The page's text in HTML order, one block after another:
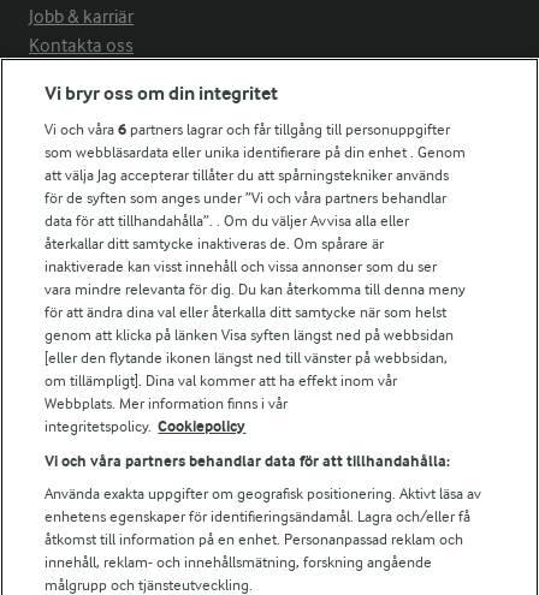
Jobb & karriär
Kontakta oss
Arla in other countries
Fler Arlasajter
För ägare
Arlas kundportal
Arla.com
Falbygdens Ost
Arla webbshop
Bildbank
Följ oss
Vi bryr oss om din integritet
Vi och våra6 partners lagrar och får tillgång till personuppgifter
som webbläsardata eller unika identifierare på din enhet . Genom
att välja Jag accepterar tillåter du att spårningstekniker används
för de syften som anges under ”Vi och våra partners behandlar
data för att tillhandahålla”. . Om du väljer Avvisa alla eller
återkallar ditt samtycke inaktiveras de. Om spårare är
inaktiverade kan visst innehåll och vissa annonser som du ser
vara mindre relevanta för dig. Du kan återkomma till denna meny
för att ändra dina val eller återkalla ditt samtycke när som helst
genom att klicka på länken Visa syften längst ned på webbsidan
[eller den flytande ikonen längst ned till vänster på webbsidan,
om tillämpligt]. Dina val kommer att ha effekt inom vår
Webbplats. Mer information finns i vår
integritetspolicy. Cookiepolicy
Vi och våra partners behandlar data för att tillhandahålla:
Använda exakta uppgifter om geografisk positionering. Aktivt läsa av
enhetens egenskaper för identifieringsändamål. Lagra och/eller få
åtkomst till information på en enhet. Personanpassad reklam och
innehåll, reklam- och innehållsmätning, forskning angående
målgrupp och tjänsteutveckling.